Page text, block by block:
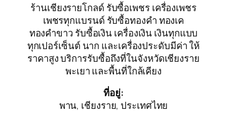
ร้านเชียงรายโกลด์ รับซื้อเพชร เครื่องเพชร
เพชรทุกแบรนด์ รับซื้อทองคำ ทองเค
ทองคำขาว รับซื้อเงิน เครื่องเงิน เงินทุกแบบ
ทุกเปอร์เซ็นต์ นาก และเครื่องประดับมีค่า ให้
ราคาสูง บริการรับซื้อถึงที่ในจังหวัดเชียงราย
พะเยา และพื้นที่ใกล้เคียง
ที่อยู่:
พาน, เชียงราย, ประเทศไทย